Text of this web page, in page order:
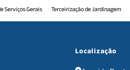
Serviços Gerais Terceirização de Jardinagem
de Monitoramento Terceirização de
Localização